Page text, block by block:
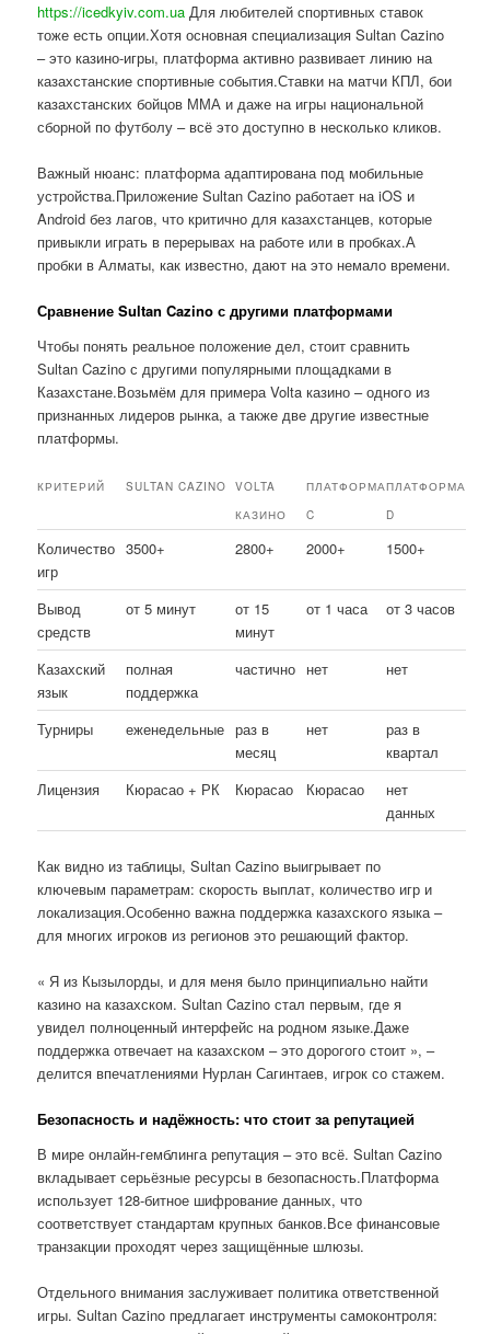
https://icedkyiv.com.ua Для любителей спортивных ставок
тоже есть опции.Хотя основная специализация Sultan Cazino
– это казино-игры, платформа активно развивает линию на
казахстанские спортивные события.Ставки на матчи КПЛ, бои
казахстанских бойцов ММА и даже на игры национальной
сборной по футболу – всё это доступно в несколько кликов.
Важный нюанс: платформа адаптирована под мобильные
устройства.Приложение Sultan Cazino работает на iOS и
Android без лагов, что критично для казахстанцев, которые
привыкли играть в перерывах на работе или в пробках.А
пробки в Алматы, как известно, дают на это немало времени.
Сравнение Sultan Cazino с другими платформами
Чтобы понять реальное положение дел, стоит сравнить
Sultan Cazino с другими популярными площадками в
Казахстане.Возьмём для примера Volta казино – одного из
признанных лидеров рынка, а также две другие известные
платформы.
КРИТЕРИЙ SULTAN CAZINO
VOLTA
КАЗИНО
ПЛАТФОРМА
C
ПЛАТФОРМА
D
Количество
игр
3500+ 2800+ 2000+ 1500+
Вывод
средств
от 5 минут
от 15
минут
от 1 часа от 3 часов
Казахский
язык
полная
поддержка
частично нет нет
Турниры еженедельные раз в
месяц
нет
раз в
квартал
Лицензия
Кюрасао + РК Кюрасао Кюрасао
нет
данных
Как видно из таблицы, Sultan Cazino выигрывает по
ключевым параметрам: скорость выплат, количество игр и
локализация.Особенно важна поддержка казахского языка –
для многих игроков из регионов это решающий фактор.
« Я из Кызылорды, и для меня было принципиально найти
казино на казахском. Sultan Cazino стал первым, где я
увидел полноценный интерфейс на родном языке.Даже
поддержка отвечает на казахском – это дорогого стоит », –
делится впечатлениями Нурлан Сагинтаев, игрок со стажем.
Безопасность и надёжность: что стоит за репутацией
В мире онлайн-гемблинга репутация – это всё. Sultan Cazino
вкладывает серьёзные ресурсы в безопасность.Платформа
использует 128-битное шифрование данных, что
соответствует стандартам крупных банков.Все финансовые
транзакции проходят через защищённые шлюзы.
Отдельного внимания заслуживает политика ответственной
игры. Sultan Cazino предлагает инструменты самоконтроля: